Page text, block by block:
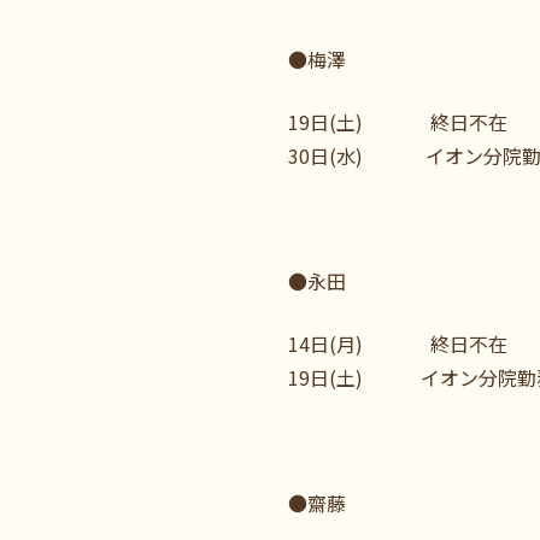
●梅澤
19日(土) 終日不在
30日(水) イオン分院
●永田
14日(月) 終日不在
19日(土) イオン分院勤
●齋藤